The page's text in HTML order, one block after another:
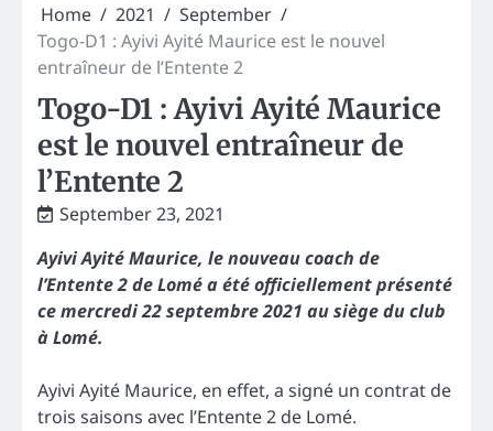
Home 2021
September
Togo-D1 : Ayivi Ayité Maurice est le nouvel
entraîneur de l’Entente 2
Togo-D1 : Ayivi Ayité Maurice
est le nouvel entraîneur de
l’Entente 2
September 23, 2021
Ayivi Ayité Maurice, le nouveau coach de
l’Entente 2 de Lomé a été officiellement présenté
ce mercredi 22 septembre 2021 au siège du club
à Lomé.
Ayivi Ayité Maurice, en effet, a signé un contrat de
trois saisons avec l’Entente 2 de Lomé.